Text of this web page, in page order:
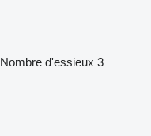
Nombre d'essieux 3